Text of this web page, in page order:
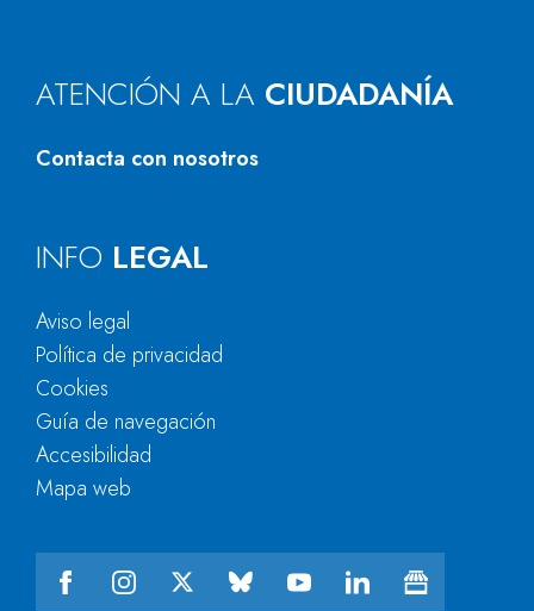
ATENCIÓN A LA CIUDADANÍA
Contacta con nosotros
INFO LEGAL
Aviso legal
Política de privacidad
Cookies
Guía de navegación
Accesibilidad
Mapa web